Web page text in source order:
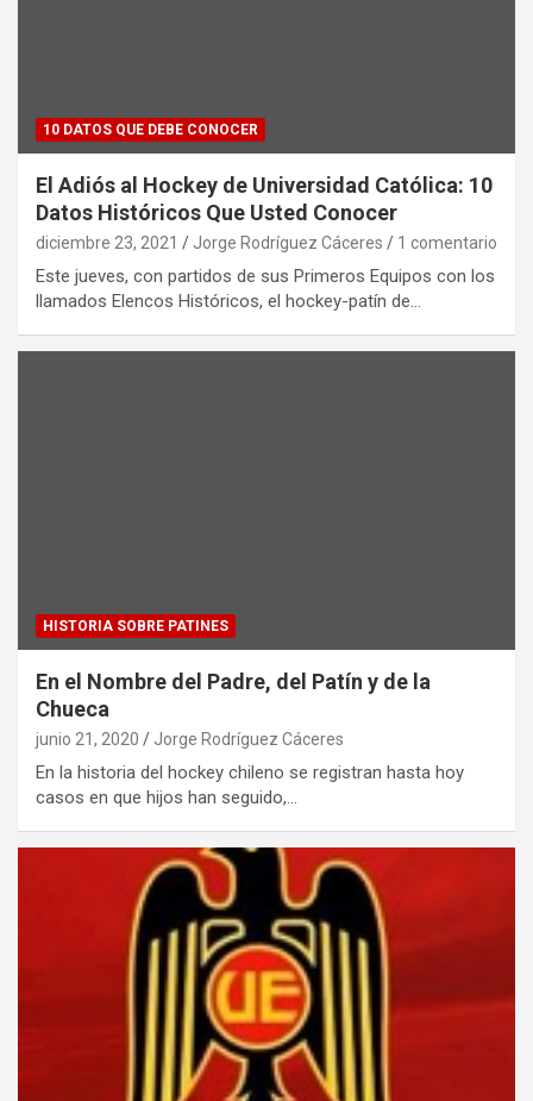
10 DATOS QUE DEBE CONOCER
El Adiós al Hockey de Universidad Católica: 10
Datos Históricos Que Usted Conocer
diciembre 23, 2021 Jorge Rodríguez Cáceres 1 comentario
Este jueves, con partidos de sus Primeros Equipos con los
llamados Elencos Históricos, el hockey-patín de…
HISTORIA SOBRE PATINES
En el Nombre del Padre, del Patín y de la
Chueca
junio 21, 2020 Jorge Rodríguez Cáceres
En la historia del hockey chileno se registran hasta hoy
casos en que hijos han seguido,…